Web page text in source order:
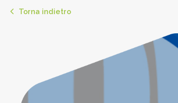
Torna indietro